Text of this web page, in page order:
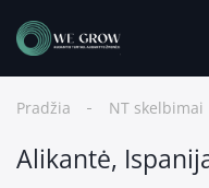
Pradžia NT skelbimai
Alikantė,